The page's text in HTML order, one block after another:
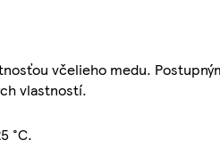
včelieho medu.
vlastností.
°C.